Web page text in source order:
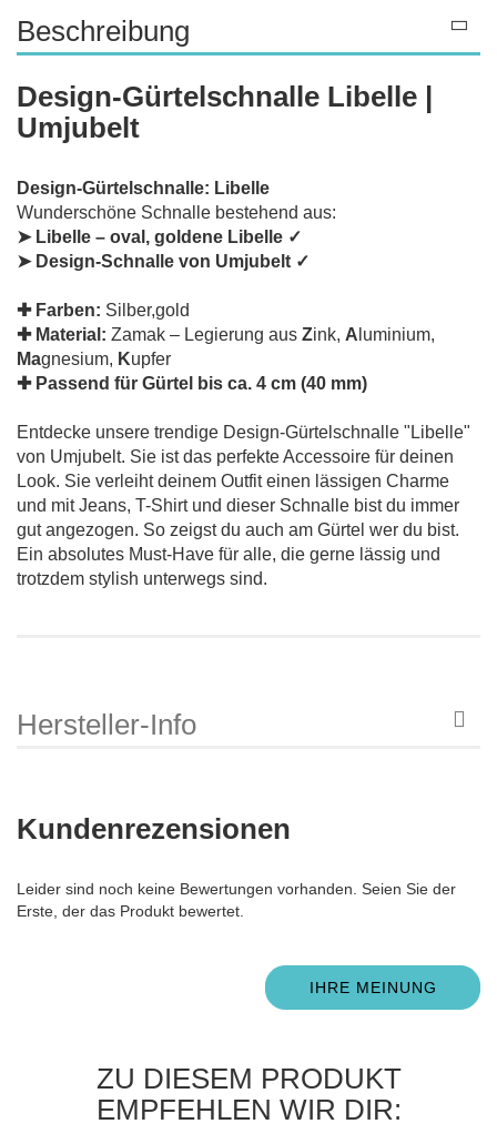
Beschreibung
Design-Gürtelschnalle Libelle |
Umjubelt
Design-Gürtelschnalle: Libelle
Wunderschöne Schnalle bestehend aus:
➤ Libelle – oval, goldene Libelle ✓
➤ Design-Schnalle von Umjubelt ✓
✚ Farben: Silber,gold
✚ Material: Zamak – Legierung aus Zink, A luminium,
Magnesium, Kupfer
✚ Passend für Gürtel bis ca. 4 cm (40 mm)
Entdecke unsere trendige Design-Gürtelschnalle "Libelle"
von Umjubelt. Sie ist das perfekte Accessoire für deinen
Look. Sie verleiht deinem Outfit einen lässigen Charme
und mit Jeans, T-Shirt und dieser Schnalle bist du immer
gut angezogen. So zeigst du auch am Gürtel wer du bist.
Ein absolutes Must-Have für alle, die gerne lässig und
trotzdem stylish unterwegs sind.
Hersteller-Info
Kundenrezensionen
Leider sind noch keine Bewertungen vorhanden. Seien Sie der
Erste, der das Produkt bewertet.
IHRE MEINUNG
ZU DIESEM PRODUKT
EMPFEHLEN WIR DIR: